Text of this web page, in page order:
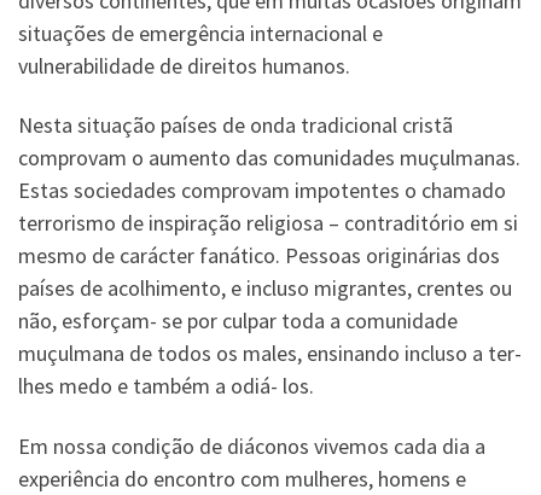
situações de emergência internacional e
vulnerabilidade de direitos humanos.
Nesta situação países de onda tradicional cristã
comprovam o aumento das comunidades muçulmanas.
Estas sociedades comprovam impotentes o chamado
terrorismo de inspiração religiosa – contraditório em si
mesmo de carácter fanático. Pessoas originárias dos
países de acolhimento, e incluso migrantes, crentes ou
não, esforçam- se por culpar toda a comunidade
muçulmana de todos os males, ensinando incluso a ter-
lhes medo e também a odiá- los.
Em nossa condição de diáconos vivemos cada dia a
experiência do encontro com mulheres, homens e